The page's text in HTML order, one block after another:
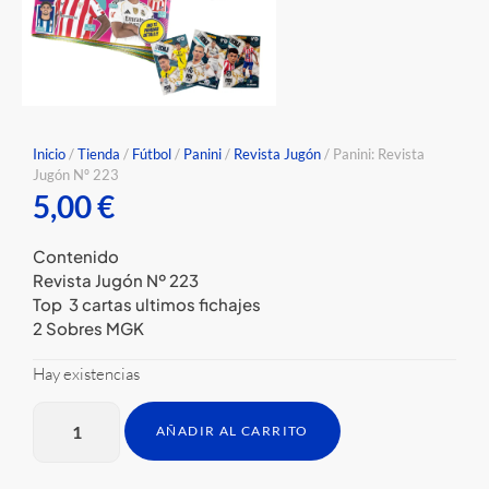
Inicio/Tienda / Fútbol/ Panini/ Revista Jugón/ Panini: Revista
Jugón Nº 223
5,00€
Contenido
Revista Jugón Nº 223
Top 3 cartas ultimos fichajes
2 Sobres MGK
Hay existencias
AÑADIR AL CARRITO